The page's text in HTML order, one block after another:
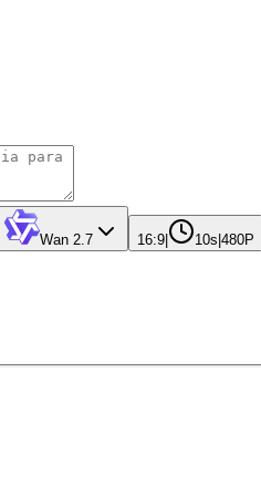
Wan 2.7 16:9 10s 480P